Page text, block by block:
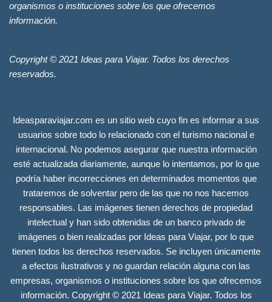
organismos o instituciones sobre los que ofrecemos
información.
Copyright © 2021 Ideas para Viajar. Todos los derechos
reservados.
Ideasparaviajar.com es un sitio web cuyo fin es informar a sus
usuarios sobre todo lo relacionado con el turismo nacional e
internacional. No podemos asegurar que nuestra información
esté actualizada diariamente, aunque lo intentamos, por lo que
podría haber incorrecciones en determinados momentos que
trataremos de solventar pero de las que no nos hacemos
responsables. Las imágenes tienen derechos de propiedad
intelectual y han sido obtenidas de un banco privado de
imágenes o bien realizadas por Ideas para Viajar, por lo que
tienen todos los derechos reservados. Se incluyen únicamente
a efectos ilustrativos y no guardan relación alguna con las
empresas, organismos o instituciones sobre los que ofrecemos
información. Copyright © 2021 Ideas para Viajar. Todos los